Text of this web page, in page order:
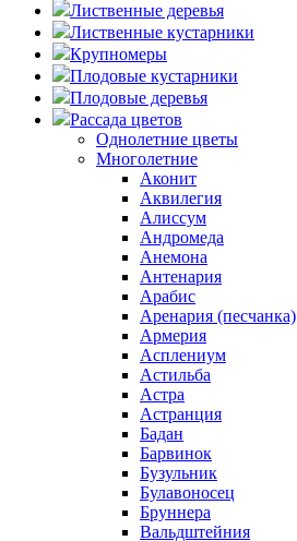
Лиственные деревья
Лиственные кустарники
Крупномеры
Плодовые кустарники
Плодовые деревья
Рассада цветов
Однолетние цветы
Многолетние
Аконит
Аквилегия
Алиссум
Андромеда
Анемона
Антенария
Арабис
Аренария (песчанка)
Армерия
Асплениум
Астильба
Астра
Астранция
Бадан
Барвинок
Бузульник
Булавоносец
Бруннера
Вальдштейния